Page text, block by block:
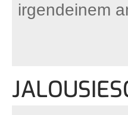
irgendeinem